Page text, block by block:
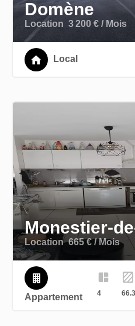
Domène
Location 3 200 € / Mois
Local
Monestier-
Location 665 € / Mois
Appartement 4